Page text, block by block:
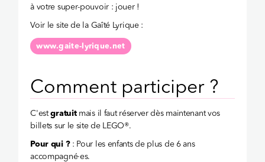
à votre super-pouvoir : jouer !
Voir le site de la Gaîté Lyrique :
www.gaite-lyrique.net
Comment participer ?
C'estgratuit mais il faut réserver dès maintenant vos
billets sur le site de LEGO®.
Pour qui ?: Pour les enfants de plus de 6 ans
accompagné·es.